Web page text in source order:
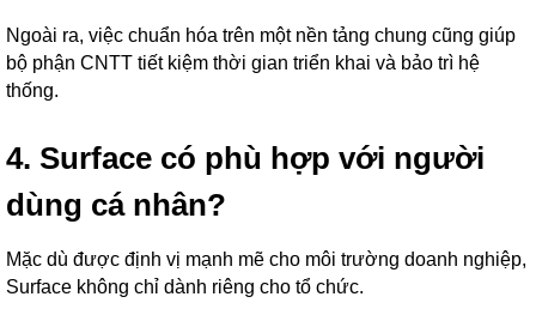
Ngoài ra, việc chuẩn hóa trên một nền tảng chung cũng giúp
bộ phận CNTT tiết kiệm thời gian triển khai và bảo trì hệ
thống.
4. Surface có phù hợp với người
dùng cá nhân?
Mặc dù được định vị mạnh mẽ cho môi trường doanh nghiệp,
Surface không chỉ dành riêng cho tổ chức.